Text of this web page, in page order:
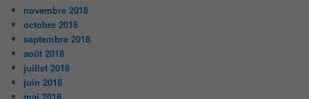
novembre 2018
octobre 2018
septembre 2018
août 2018
juillet 2018
juin 2018
mai 2018